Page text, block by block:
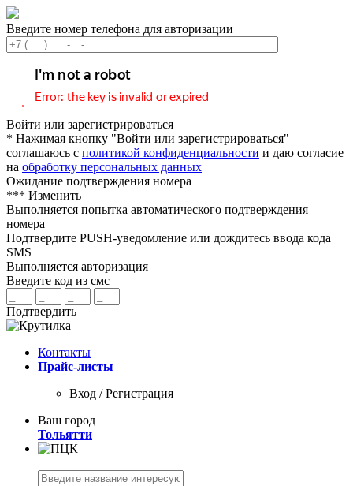
Введите номер телефона для авторизации
Войти или зарегистрироваться
* Нажимая кнопку "Войти или зарегистрироваться"
соглашаюсь с политикой конфиденциальности и даю согласие
на обработку персональных данных
Ожидание подтверждения номера
*** Изменить
Выполняется попытка автоматического подтверждения
номера
Подтвердите PUSH-уведомление или дождитесь ввода кода
SMS
Выполняется авторизация
Введите код из смс
Подтвердить
Контакты
Прайс-листы
Вход / Регистрация
Ваш город
Тольятти